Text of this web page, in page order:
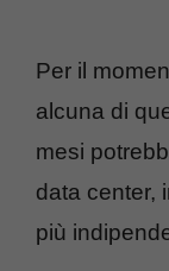
Per il
alcuna di
mesi
data center,
più